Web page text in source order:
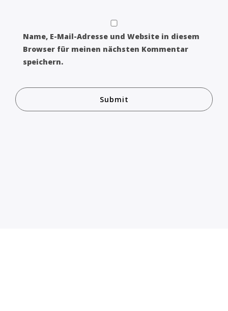
Name, E-Mail-Adresse und Website in diesem
Browser für meinen nächsten Kommentar
speichern.